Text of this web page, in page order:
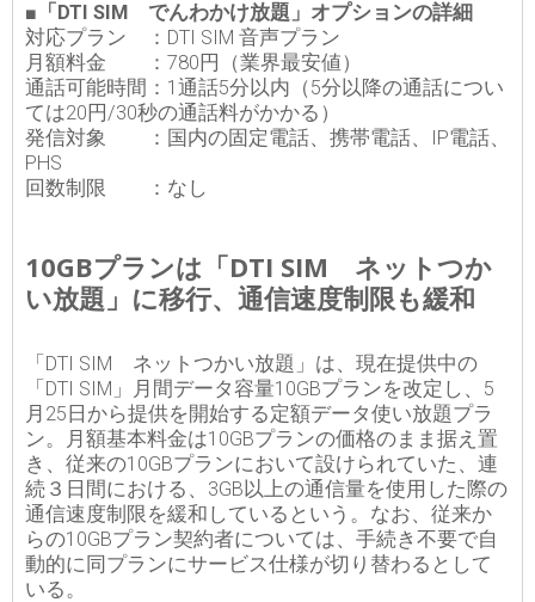
■「DTI SIM でんわかけ放題」オプションの詳細
対応プラン ：DTI SIM 音声プラン
月額料金 ：780円（業界最安値）
通話可能時間：1通話5分以内（5分以降の通話につい
ては20円/30秒の通話料がかかる）
発信対象 ：国内の固定電話、携帯電話、IP電話、
PHS
回数制限 ：なし
10GBプランは「DTI SIM ネットつか
い放題」に移行、通信速度制限も緩和
「DTI SIM ネットつかい放題」は、現在提供中の
「DTI SIM」月間データ容量10GBプランを改定し、5
月25日から提供を開始する定額データ使い放題プラ
ン。月額基本料金は10GBプランの価格のまま据え置
き、従来の10GBプランにおいて設けられていた、連
続３日間における、3GB以上の通信量を使用した際の
通信速度制限を緩和しているという。なお、従来か
らの10GBプラン契約者については、手続き不要で自
動的に同プランにサービス仕様が切り替わるとして
いる。